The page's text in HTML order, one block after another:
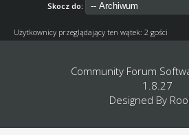
Skocz do:
Użytkownicy przeglądający ten wątek: 2 gości
Community Forum
1.8.27
Designed By